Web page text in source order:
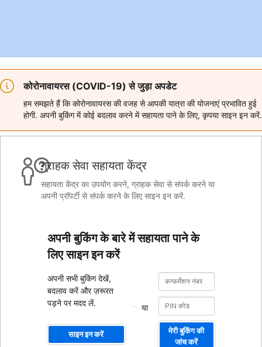
कोरोनावायरस (COVID-19) से जुड़ा अपडेट
हम समझते हैं कि कोरोनावायरस की वजह से आपकी यात्रा की योजनाएं प्रभावित हुई
होगी. अपनी बुकिंग में कोई बदलाव करने में सहायता पाने के लिए, कृपया साइन इन करें.
ग्राहक सेवा सहायता केंद्र
सहायता केंद्र का उपयोग करने, ग्राहक सेवा से संपर्क करने या
अपनी प्रॉपर्टी से संपर्क करने के लिए साइन इन करें.
अपनी बुकिंग के बारे में सहायता पाने के
लिए साइन इन करें
अपनी सभी बुकिंग देखें,
बदलाव करें और ज़रूरत
पड़ने पर मदद लें.
साइन इन करें
या
कन्फ़र्मेशन
नंबर
कन्फ़र्मेशन
मेरी बुकिंग की
जांच करें